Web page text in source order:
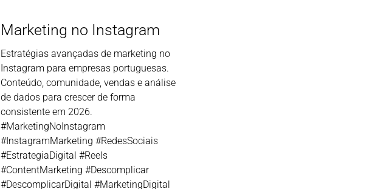
Marketing no Instagram
Estratégias avançadas de marketing no
Instagram para empresas portuguesas.
Conteúdo, comunidade, vendas e análise
de dados para crescer de forma
consistente em 2026.
#MarketingNoInstagram
#InstagramMarketing #RedesSociais
#EstrategiaDigital #Reels
#ContentMarketing #Descomplicar
#DescomplicarDigital #MarketingDigital